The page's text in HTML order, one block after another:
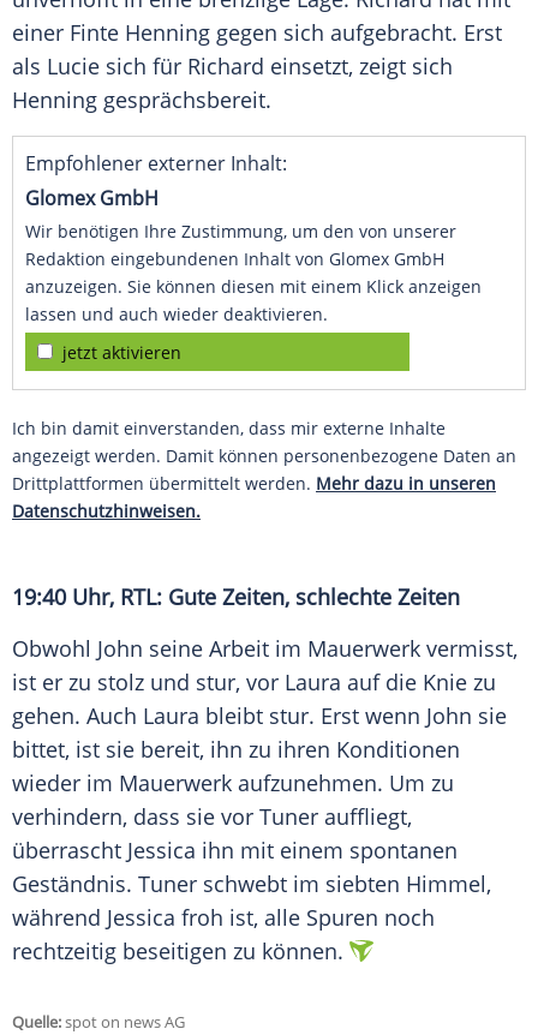
einer Finte Henning gegen sich aufgebracht. Erst
als Lucie sich für Richard einsetzt, zeigt sich
Henning gesprächsbereit.
Empfohlener externer Inhalt:
Glomex GmbH
Wir benötigen Ihre Zustimmung, um den von unserer
Redaktion eingebundenen Inhalt von Glomex GmbH
anzuzeigen. Sie können diesen mit einem Klick anzeigen
lassen und auch wieder deaktivieren.
jetzt aktivieren
Ich bin damit einverstanden, dass mir externe Inhalte
angezeigt werden. Damit können personenbezogene Daten an
Drittplattformen übermittelt werden. Mehr dazu in unseren
Datenschutzhinweisen.
19:40 Uhr, RTL: Gute Zeiten, schlechte Zeiten
Obwohl John seine Arbeit im Mauerwerk vermisst,
ist er zu stolz und stur, vor Laura auf die Knie zu
gehen. Auch Laura bleibt stur. Erst wenn John sie
bittet, ist sie bereit, ihn zu ihren Konditionen
wieder im Mauerwerk aufzunehmen. Um zu
verhindern, dass sie vor Tuner auffliegt,
überrascht Jessica ihn mit einem spontanen
Geständnis. Tuner schwebt im siebten Himmel,
während Jessica froh ist, alle Spuren noch
rechtzeitig beseitigen zu können.
Quelle:spot on news AG